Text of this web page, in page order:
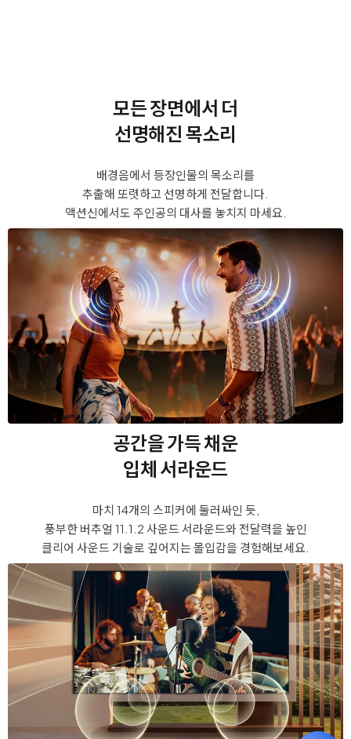
모든 장면에서 더
선명해진 목소리
배경음에서 등장인물의 목소리를
추출해 또렷하고 선명하게 전달합니다.
액션신에서도 주인공의 대사를 놓치지 마세요.
공간을 가득 채운
입체 서라운드
마치 14개의 스피커에 둘러싸인 듯,
풍부한 버추얼 11.1.2 사운드 서라운드와 전달력을 높인
클리어 사운드 기술로 깊어지는 몰입감을 경험해보세요.